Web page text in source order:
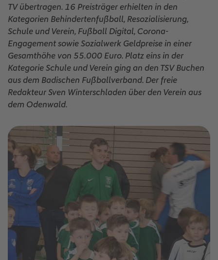
TV übertragen. 16 Preisträger erhielten in den
Kategorien Behindertenfußball, Resozialisierung,
Schule und Verein, Fußball Digital, Corona-
Engagement sowie Sozialwerk Geldpreise in einer
Gesamthöhe von 55.000 Euro. Platz eins in der
Kategorie Schule und Verein ging an den TSV Buchen
aus dem Badischen Fußballverband. Der freie
Redakteur Sven Winterschladen über den Verein aus
dem Odenwald.